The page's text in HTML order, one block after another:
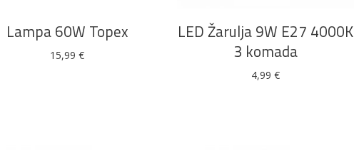
Lampa 60W Topex
15,99 €
LED Žarulja 9W E27 4000K
3 komada
4,99 €